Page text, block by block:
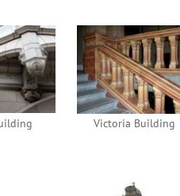
Victoria Building